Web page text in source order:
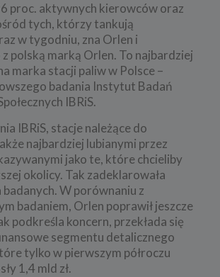
proc. aktywnych kierowców oraz
tych, którzy tankują
w tygodniu, zna Orlen i
polską marką Orlen. To najbardziej
marka stacji paliw w Polsce –
badania Instytut Badań
IBRiS.
IBRiS, stacje należące do
najbardziej lubianymi przez
jako te, które chcieliby
okolicy. Tak zadeklarowała
badanych. W porównaniu z
badaniem, Orlen poprawił jeszcze
podkreśla koncern, przekłada się
segmentu detalicznego
tylko w pierwszym półroczu
1,4 mld zł.